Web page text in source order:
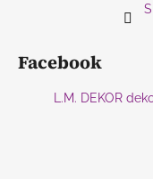
Facebook
L.M. DEKOR